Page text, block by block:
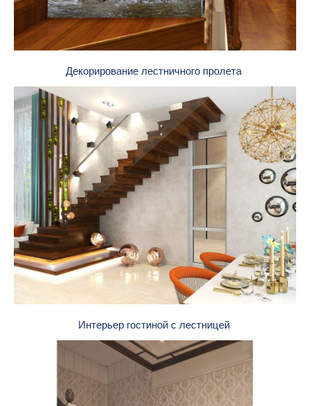
Декорирование лестничного пролета
Интерьер гостиной с лестницей